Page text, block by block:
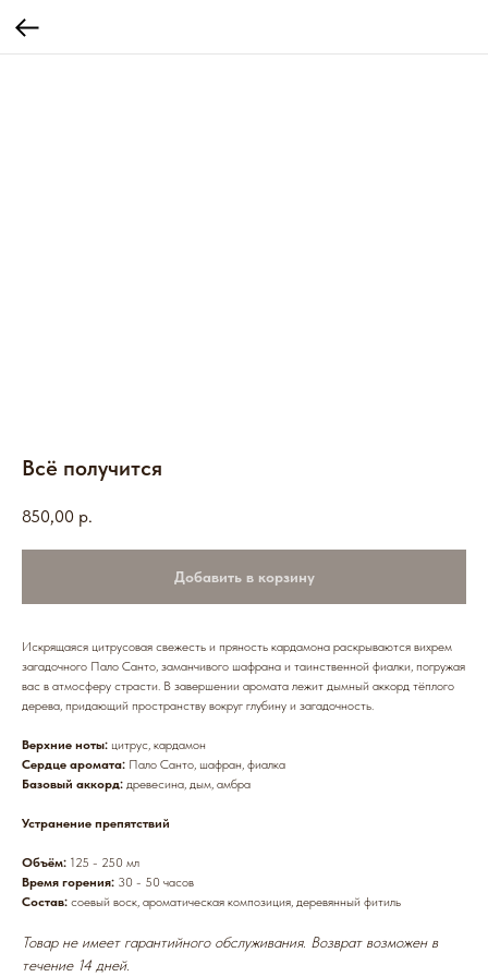
Всё получится
850,00 р.
Добавить в корзину
Искрящаяся цитрусовая свежесть и пряность кардамона раскрываются вихрем
загадочного Пало Санто, заманчивого шафрана и таинственной фиалки, погружая
вас в атмосферу страсти. В завершении аромата лежит дымный аккорд тёплого
дерева, придающий пространству вокруг глубину и загадочность.
Верхние ноты: цитрус, кардамон
Сердце аромата: Пало Санто, шафран, фиалка
Базовый аккорд: древесина, дым, амбра
Устранение препятствий
Объём: 125 - 250 мл
Время горения: 30 - 50 часов
Состав: соевый воск, ароматическая композиция, деревянный фитиль
Товар не имеет гарантийного обслуживания. Возврат возможен в
течение 14 дней.